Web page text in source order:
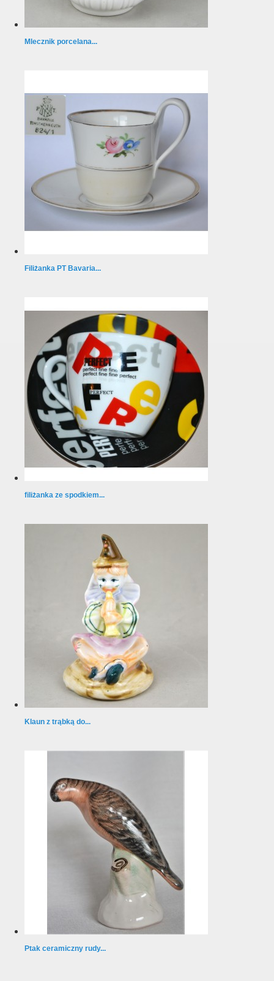
Mlecznik porcelana...
Filiżanka PT Bavaria...
filiżanka ze spodkiem...
Klaun z trąbką do...
Ptak ceramiczny rudy...